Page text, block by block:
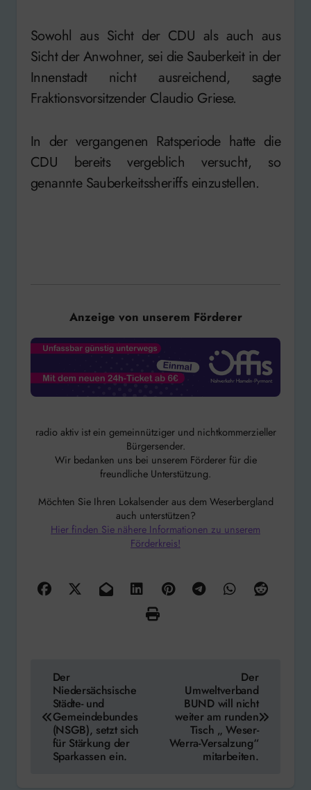
Sowohl aus Sicht der CDU als auch aus
Sicht der Anwohner, sei die Sauberkeit in der
Innenstadt nicht ausreichend, sagte
Fraktionsvorsitzender Claudio Griese.
In der vergangenen Ratsperiode hatte die
CDU bereits vergeblich versucht, so
genannte Sauberkeitssheriffs einzustellen.
Anzeige von unserem Förderer
radio aktiv ist ein gemeinnütziger und nichtkommerzieller
Bürgersender.
Wir bedanken uns bei unserem Förderer für die
freundliche Unterstützung.
Möchten Sie Ihren Lokalsender aus dem Weserbergland
auch unterstützen?
Hier finden Sie nähere Informationen zu unserem
Förderkreis!
Der
Niedersächsische
Städte- und
Gemeindebundes
(NSGB), setzt sich
für Stärkung der
Sparkassen ein.
Der
Umweltverband
BUND will nicht
weiter am runden
Tisch „ Weser-
Werra-Versalzung“
mitarbeiten.